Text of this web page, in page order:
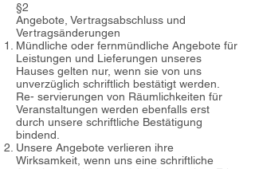
§2
Angebote, Vertragsabschluss und
Vertragsänderungen
Mündliche oder fernmündliche Angebote für
Leistungen und Lieferungen unseres
Hauses gelten nur, wenn sie von uns
unverzüglich schriftlich bestätigt werden.
Re- servierungen von Räumlichkeiten für
Veranstaltungen werden ebenfalls erst
durch unsere schriftliche Bestätigung
bindend.
Unsere Angebote verlieren ihre
Wirksamkeit, wenn uns eine schriftliche